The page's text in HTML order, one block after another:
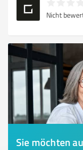
Nicht
Sie möchten